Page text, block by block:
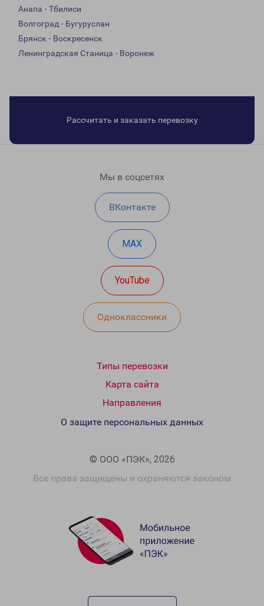
Анапа - Тбилиси
Волгоград - Бугуруслан
Брянск - Воскресенск
Ленинградская Станица - Воронеж
Рассчитать и заказать перевозку
Мы в соцсетях
ВКонтакте
MAX
YouTube
Одноклассники
Типы перевозки
Карта сайта
Направления
© ООО «ПЭК», 2026
Все права защищены и охраняются законом
О защите персональных данных